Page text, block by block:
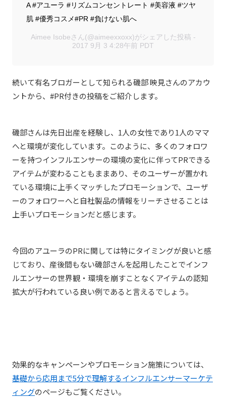
A #アユーラ #リズムコンセントレート #美容液 #ツヤ
肌 #優秀コスメ#PR #負けない肌へ
Aimee Isobeさん(@aimeexxoxx)がシェアした投稿 -
2017 9月 3 4:28午前 PDT
続いて有名ブロガーとして知られる磯部 映見さんのアカウ
ントから、#PR付きの投稿をご紹介します。
磯部さんは先日出産を経験し、1人の女性であり1人のママ
へと環境が変化しています。このように、多くのフォロワ
ーを持つインフルエンサーの環境の変化に伴ってPRできる
アイテムが変わることもままあり、そのユーザーが置かれ
ている環境に上手くマッチしたプロモーションで、ユーザ
ーのフォロワーへと自社製品の情報をリーチさせることは
上手いプロモーションだと感じます。
今回のアユーラのPRに関しては特にタイミングが良いと感
じており、産後間もない磯部さんを起用したことでインフ
ルエンサーの世界観・環境を崩すことなくアイテムの認知
拡大が行われている良い例であると言えるでしょう。
効果的なキャンペーンやプロモーション施策については、
基礎から応用まで5分で理解するインフルエンサーマーケテ
ィングのページもご覧ください。